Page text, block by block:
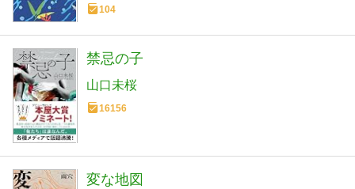
104
禁忌の子
山口未桜
16156
変な地図